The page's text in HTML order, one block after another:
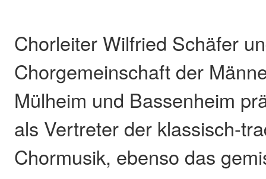
Chorleiter Wilfried Schäfer
Chorgemeinschaft der
Mülheim und Bassenheim
als Vertreter der klassisch-
Chormusik, ebenso das